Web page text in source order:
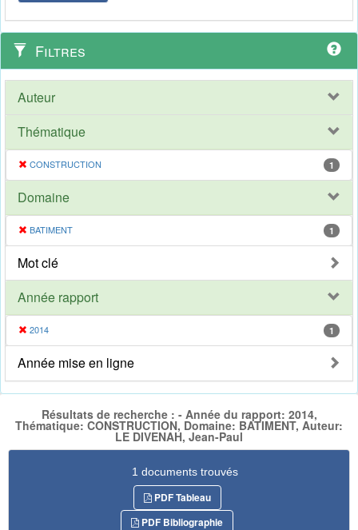
Filtres
Auteur
Thématique
CONSTRUCTION 1
Domaine
BATIMENT 1
Mot clé
Année rapport
2014 1
Année mise en ligne
Résultats de recherche : - Année du rapport: 2014,
Thématique: CONSTRUCTION, Domaine: BATIMENT, Auteur:
LE DIVENAH, Jean-Paul
1 documents trouvés
PDF Tableau
PDF Bibliographie